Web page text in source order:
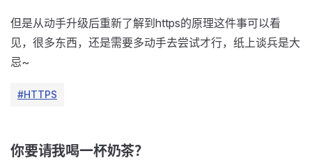
但是从动手升级后重新了解到https的原理这件事可以看
见，很多东西，还是需要多动手去尝试才行，纸上谈兵是大
忌~
#HTTPS
你要请我喝一杯奶茶？